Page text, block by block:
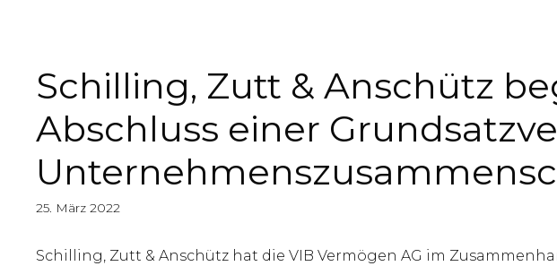
Schilling, Zutt & Anschütz
Abschluss einer
25. März 2022
Schilling, Zutt & Anschütz hat die VIB Vermögen AG im